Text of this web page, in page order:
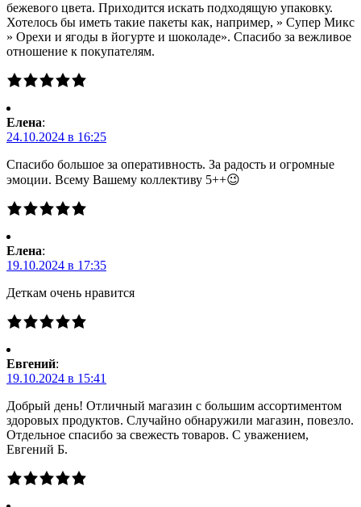
бежевого цвета. Приходится искать подходящую упаковку.
Хотелось бы иметь такие пакеты как, например, » Супер Микс
» Орехи и ягоды в йогурте и шоколаде». Спасибо за вежливое
отношение к покупателям.
Елена:
24.10.2024 в 16:25
Спасибо большое за оперативность. За радость и огромные
эмоции. Всему Вашему коллективу 5++😉
Елена:
19.10.2024 в 17:35
Деткам очень нравится
Евгений:
19.10.2024 в 15:41
Добрый день! Отличный магазин с большим ассортиментом
здоровых продуктов. Случайно обнаружили магазин, повезло.
Отдельное спасибо за свежесть товаров. С уважением,
Евгений Б.